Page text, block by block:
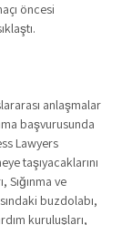
öncesi
anlaşmalar
başvurusunda
Lawyers
taşıyacaklarını
ve
buzdolabı,
kuruluşları,